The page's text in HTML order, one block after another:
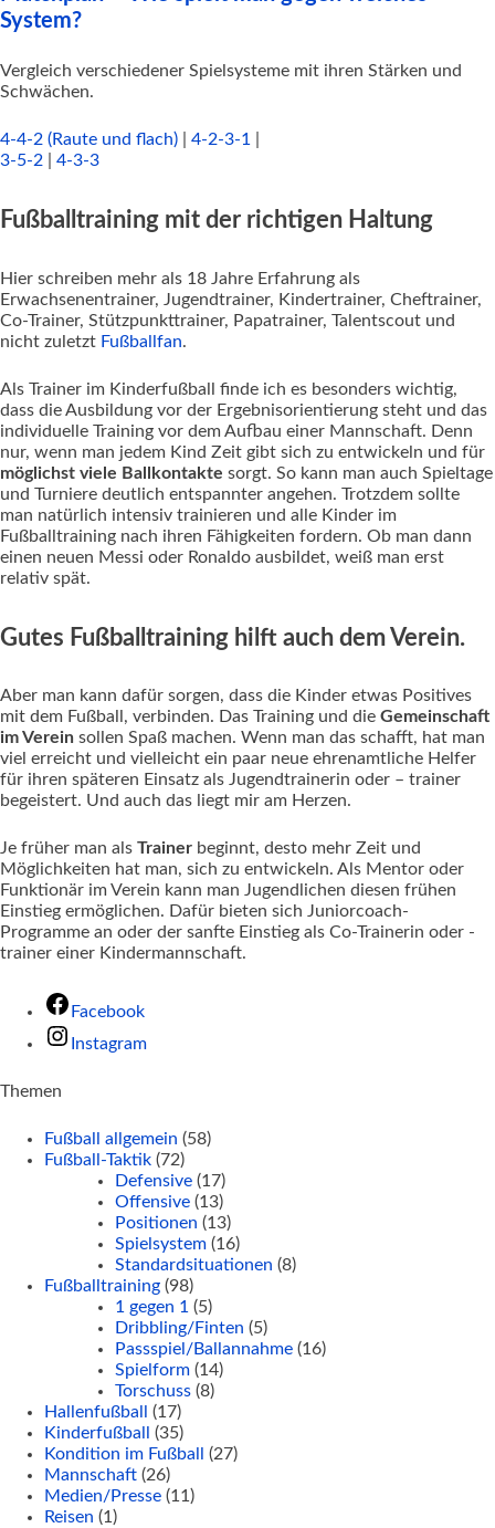
System?
Vergleich verschiedener Spielsysteme mit ihren Stärken und
Schwächen.
4-4-2 (Raute und flach) 4-2-3-1
3-5-2
4-3-3
Fußballtraining mit der richtigen Haltung
Hier schreiben mehr als 18 Jahre Erfahrung als
Erwachsenentrainer, Jugendtrainer, Kindertrainer, Cheftrainer,
Co-Trainer, Stützpunkttrainer, Papatrainer, Talentscout und
nicht zuletzt Fußballfan.
Als Trainer im Kinderfußball finde ich es besonders wichtig,
dass die Ausbildung vor der Ergebnisorientierung steht und das
individuelle Training vor dem Aufbau einer Mannschaft. Denn
nur, wenn man jedem Kind Zeit gibt sich zu entwickeln und für
möglichst viele Ballkontakte sorgt. So kann man auch Spieltage
und Turniere deutlich entspannter angehen. Trotzdem sollte
man natürlich intensiv trainieren und alle Kinder im
Fußballtraining nach ihren Fähigkeiten fordern. Ob man dann
einen neuen Messi oder Ronaldo ausbildet, weiß man erst
relativ spät.
Gutes Fußballtraining hilft auch dem Verein.
Aber man kann dafür sorgen, dass die Kinder etwas Positives
mit dem Fußball, verbinden. Das Training und die Gemeinschaft
im Verein sollen Spaß machen. Wenn man das schafft, hat man
viel erreicht und vielleicht ein paar neue ehrenamtliche Helfer
für ihren späteren Einsatz als Jugendtrainerin oder – trainer
begeistert. Und auch das liegt mir am Herzen.
Je früher man als Trainer beginnt, desto mehr Zeit und
Möglichkeiten hat man, sich zu entwickeln. Als Mentor oder
Funktionär im Verein kann man Jugendlichen diesen frühen
Einstieg ermöglichen. Dafür bieten sich Juniorcoach-
Programme an oder der sanfte Einstieg als Co-Trainerin oder -
trainer einer Kindermannschaft.
Facebook
Instagram
Themen
Fußball allgemein (58)
Fußball-Taktik (72)
Defensive (17)
Offensive (13)
Positionen (13)
Spielsystem (16)
Standardsituationen (8)
Fußballtraining (98)
1 gegen 1 (5)
Dribbling/Finten (5)
Passspiel/Ballannahme (16)
Spielform (14)
Torschuss (8)
Hallenfußball
(17)
Kinderfußball
(35)
Kondition im Fußball
(27)
Mannschaft (26)
Medien/Presse (11)
Reisen (1)